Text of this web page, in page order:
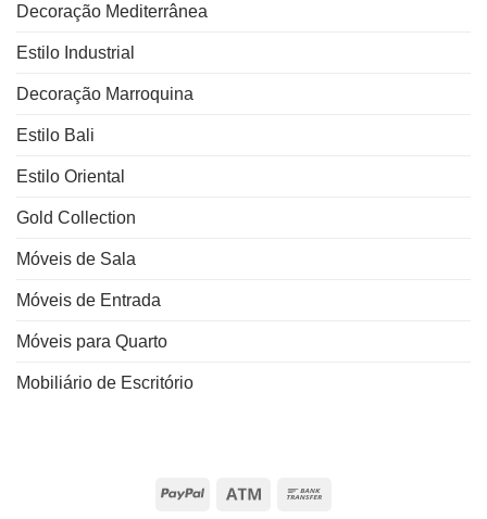
Decoração Mediterrânea
Estilo Industrial
Decoração Marroquina
Estilo Bali
Estilo Oriental
Gold Collection
Móveis de Sala
Móveis de Entrada
Móveis para Quarto
Mobiliário de Escritório
PayPal Atm